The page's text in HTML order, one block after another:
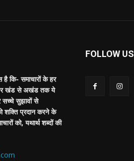
समाचारों के हर
के हर खंड से अखंड तक ये
सच्चे सुझावों से
शक्ति प्रदान करने के
को, यथार्थ शब्दों की
FOLLOW US